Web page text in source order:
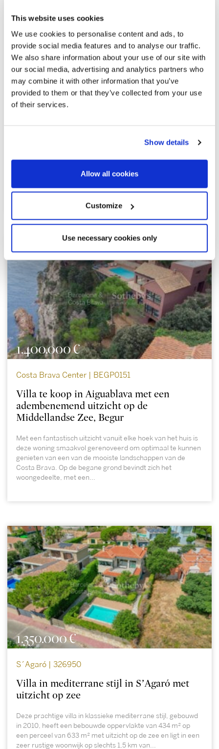
This website uses cookies
We use cookies to personalise content and ads, to
provide social media features and to analyse our traffic.
We also share information about your use of our site with
our social media, advertising and analytics partners who
may combine it with other information that you’ve
provided to them or that they’ve collected from your use
of their services.
Show details
Allow all cookies
Customize
Use necessary cookies only
1.100.000 €
Sant Andreu de Llavaneres | 326987
Andreu de Llavaneres, aan de noordkust van Barcelona.
m² met weelderige begroeiing en natuurlijk gras, wat een
gevoel van rust...
1.400.000 €
Costa Brava Center | BEGP0151
Villa te koop in Aiguablava met een
adembenemend uitzicht op de
Middellandse Zee, Begur
Met een fantastisch uitzicht vanuit elke hoek van het huis is
deze woning smaakvol gerenoveerd om optimaal te kunnen
genieten van een van de mooiste landschappen van de
Costa Brava. Op de begane grond bevindt zich het
woongedeelte, met een...
1.350.000 €
S´Agaró | 326950
Villa in mediterrane stijl in S’Agaró met
uitzicht op zee
Deze prachtige villa in klassieke mediterrane stijl, gebouwd
in 2010, heeft een bebouwde oppervlakte van 434 m² op
een perceel van 633 m² met uitzicht op de zee en ligt in een
zeer rustige woonwijk op slechts 1,5 km van...